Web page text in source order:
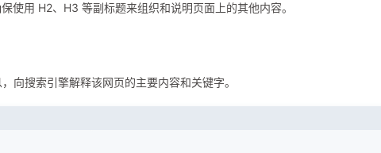
使用 H2、H3 等副标题来组织和说明页面上的其他内容。
向搜索引擎解释该网页的主要内容和关键字。